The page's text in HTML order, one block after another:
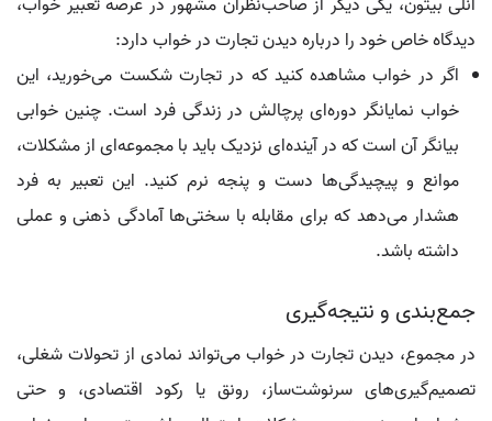
دیدگاه خاص خود را درباره دیدن تجارت در خواب دارد:
اگر در خواب مشاهده کنید که در تجارت شکست می‌خورید، این
خواب نمایانگر دوره‌ای پرچالش در زندگی فرد است. چنین خوابی
بیانگر آن است که در آینده‌ای نزدیک باید با مجموعه‌ای از مشکلات،
موانع و پیچیدگی‌ها دست و پنجه نرم کنید. این تعبیر به فرد
هشدار می‌دهد که برای مقابله با سختی‌ها آمادگی ذهنی و عملی
داشته باشد.
جمع‌بندی و نتیجه‌گیری
در مجموع، دیدن تجارت در خواب می‌تواند نمادی از تحولات شغلی،
تصمیم‌گیری‌های سرنوشت‌ساز، رونق یا رکود اقتصادی، و حتی